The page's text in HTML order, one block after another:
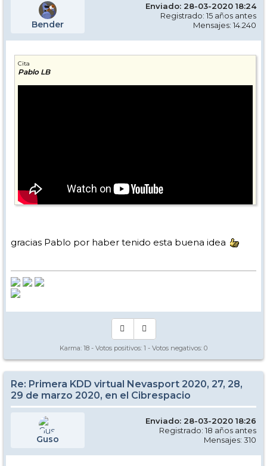
Bender
Enviado: 28-03-2020 18:24
Registrado: 15 años antes
Mensajes: 14.240
Cita
Pablo LB
gracias Pablo por haber tenido esta buena idea
Karma: 18 - Votos positivos: 1 - Votos negativos: 0
Re: Primera KDD virtual Nevasport 2020, 27, 28,
29 de marzo 2020, en el Cibrespacio
Guso
Enviado: 28-03-2020 18:26
Registrado: 18 años antes
Mensajes: 310